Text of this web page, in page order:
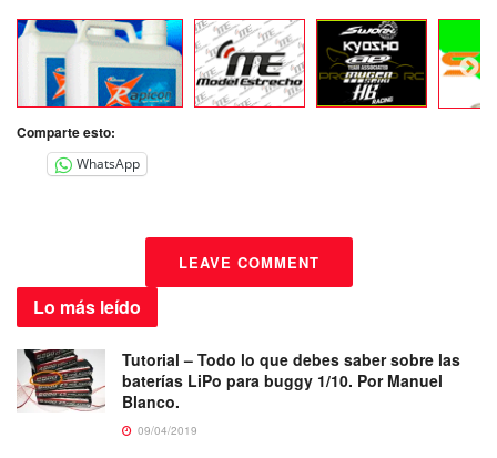
Comparte esto:
WhatsApp
LEAVE COMMENT
Lo más leído
Tutorial – Todo lo que debes saber sobre las
baterías LiPo para buggy 1/10. Por Manuel
Blanco.
09/04/2019